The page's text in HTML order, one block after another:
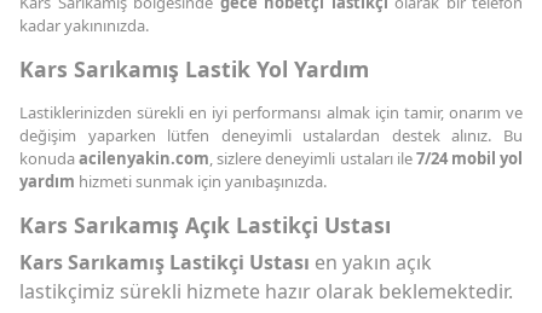
kadar yakınınızda.
Kars Sarıkamış Lastik Yol Yardım
Lastiklerinizden sürekli en iyi performansı almak için tamir, onarım ve
değişim yaparken lütfen deneyimli ustalardan destek alınız. Bu
konudaacilenyakin.com, sizlere deneyimli ustaları ile7/24 mobil yol
yardım hizmeti sunmak için yanıbaşınızda.
Kars Sarıkamış Açık Lastikçi Ustası
Kars Sarıkamış Lastikçi Ustası en yakın açık
lastikçimiz sürekli hizmete hazır olarak beklemektedir.